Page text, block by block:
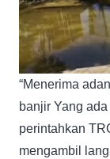
“Menerima
banjir Yang
perintahkan
mengambil